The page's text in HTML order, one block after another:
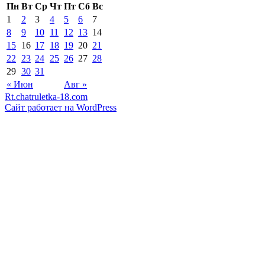
Пн Вт Ср Чт Пт Сб Вс
« Июн Авг »
1 2 3 4 5 6
7
8
9 10 11 12 13 14
15 16 17 18 19 20 21
22
23 24 25 26 27 28
29 30 31
Rt.chatruletka-18.com
Сайт работает на WordPress